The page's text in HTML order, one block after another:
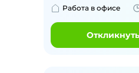
Работа в офисе